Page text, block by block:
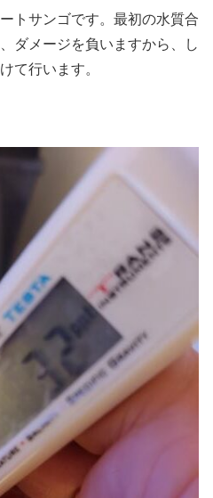
トサンゴです。最初の水質合
ダメージを負いますから、し
て行います。